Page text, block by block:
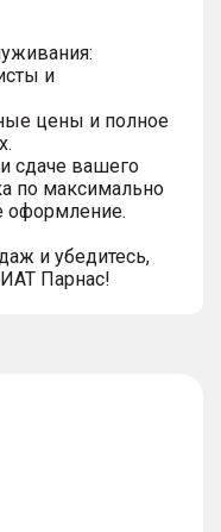
и
цены и полное
сдаче вашего
по максимально
оформление.
и убедитесь,
Парнас!